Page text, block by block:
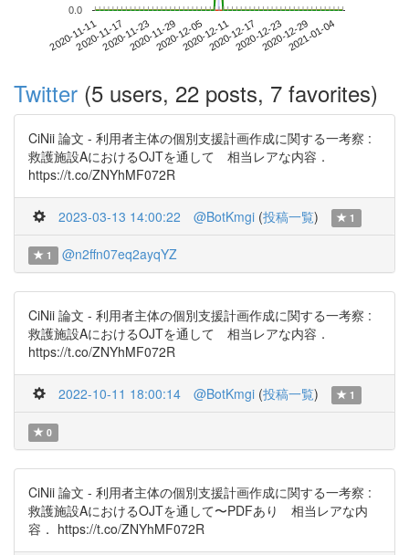
2020-11-112020-11-172020-11-232020-11-292020-12-052020-12-112020-12-172020-12-232020-12-292021-01-04
0.0
Twitter (5 users, 22 posts, 7 favorites)
CiNii 論文 - 利用者主体の個別支援計画作成に関する一考察 :
救護施設AにおけるOJTを通して 相当レアな内容．
https://t.co/ZNYhMF072R
2023-03-13 14:00:22 @BotKmgi (投稿一覧) 1
1 @n2ffn07eq2ayqYZ
CiNii 論文 - 利用者主体の個別支援計画作成に関する一考察 :
救護施設AにおけるOJTを通して 相当レアな内容．
https://t.co/ZNYhMF072R
2022-10-11 18:00:14 @BotKmgi (投稿一覧) 1
0
CiNii 論文 - 利用者主体の個別支援計画作成に関する一考察 :
救護施設AにおけるOJTを通して〜PDFあり 相当レアな内
容． https://t.co/ZNYhMF072R